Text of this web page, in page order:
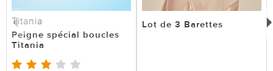
Titania
Peigne spécial boucles
Titania
Lot de 3 Barettes